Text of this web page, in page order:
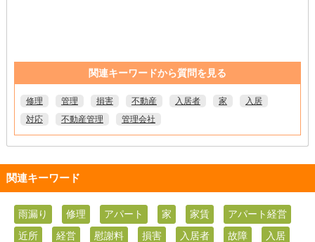
関連キーワードから質問を見る
修理 管理 損害 不動産 入居者 家
入居
対応
不動産管理 管理会社
関連キーワード
雨漏り 修理 アパート 家 家賃
アパート経営
近所
経営 慰謝料 損害 入居者 故障
入居